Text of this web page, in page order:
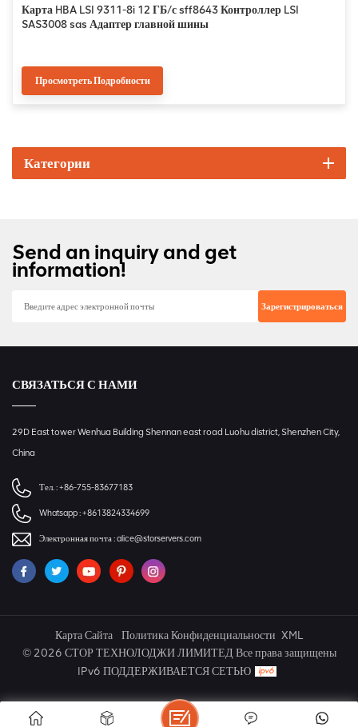
Карта HBA LSI 9311-8i 12 ГБ/с sff8643 Контроллер LSI
SAS3008 sas Адаптер главной шины
Просмотреть Подробности
Категории
Send an inquiry and get
information!
СВЯЗАТЬСЯ С НАМИ
29D East tower Wenhua Building Shennan east road Luohu district, Shenzhen City,
China
Тел. :+86-755-83677183
Whatsapp :+8613824334699
Электронная почта :alice@storservers.com
Карта Сайта Политика Конфиденциальности XML
© 2026 СТОР ТЕХНОЛОДЖИ ЛИМИТЕД Все права защищены
IPv6 ПОДДЕРЖИВАЕТСЯ СЕТЬЮ